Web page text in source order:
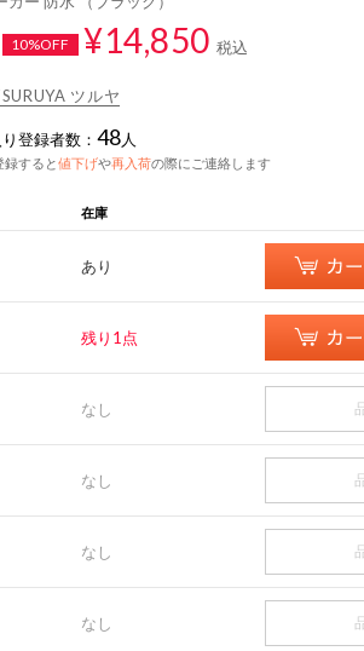
10%OFF ¥14,850 税込
ツルヤ
登録者数： 48人
録すると値下げや再入荷の際にご連絡します
在庫
あり
残り1点
なし
なし
なし
なし